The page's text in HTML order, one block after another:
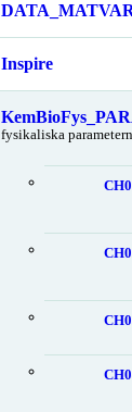
Inspire
fysikaliska